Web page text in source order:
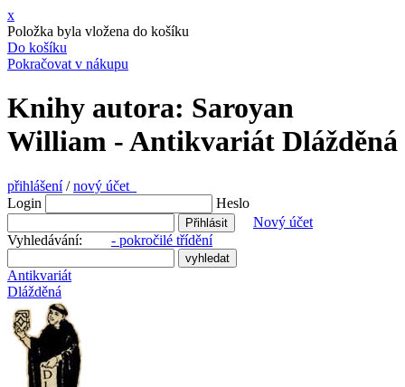
x
Položka byla vložena do košíku
Do košíku
Pokračovat v nákupu
Knihy autora: Saroyan
William - Antikvariát Dlážděná
přihlášení/nový účet
Login
Heslo
Nový účet
Vyhledávání: - pokročilé třídění
Antikvariát
Dlážděná